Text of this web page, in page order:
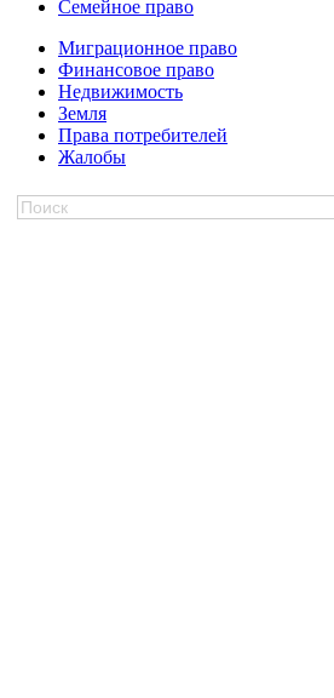
Семейное право
Миграционное право
Финансовое право
Недвижимость
Земля
Права потребителей
Жалобы